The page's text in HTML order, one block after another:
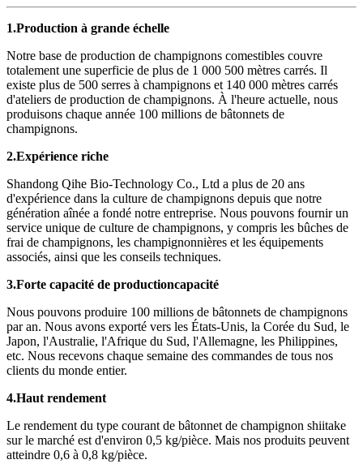
1.Production à grande échelle
Notre base de production de champignons comestibles couvre
totalement une superficie de plus de 1 000 500 mètres carrés. Il
existe plus de 500 serres à champignons et 140 000 mètres carrés
d'ateliers de production de champignons. À l'heure actuelle, nous
produisons chaque année 100 millions de bâtonnets de
champignons.
2.Expérience riche
Shandong Qihe Bio-Technology Co., Ltd a plus de 20 ans
d'expérience dans la culture de champignons depuis que notre
génération aînée a fondé notre entreprise. Nous pouvons fournir un
service unique de culture de champignons, y compris les bûches de
frai de champignons, les champignonnières et les équipements
associés, ainsi que les conseils techniques.
3.Forte capacité de productioncapacité
Nous pouvons produire 100 millions de bâtonnets de champignons
par an. Nous avons exporté vers les États-Unis, la Corée du Sud, le
Japon, l'Australie, l'Afrique du Sud, l'Allemagne, les Philippines,
etc. Nous recevons chaque semaine des commandes de tous nos
clients du monde entier.
4.Haut rendement
Le rendement du type courant de bâtonnet de champignon shiitake
sur le marché est d'environ 0,5 kg/pièce. Mais nos produits peuvent
atteindre 0,6 à 0,8 kg/pièce.